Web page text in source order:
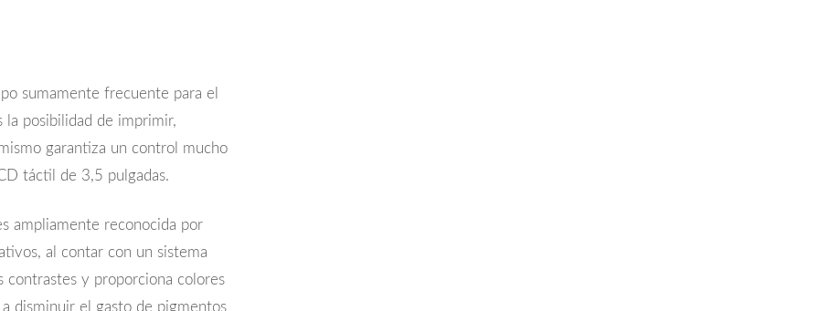
sumamente frecuente para el
la posibilidad de imprimir,
garantiza un control mucho
táctil de 3,5 pulgadas.
ampliamente reconocida por
al contar con un sistema
y proporciona colores
disminuir el gasto de pigmentos